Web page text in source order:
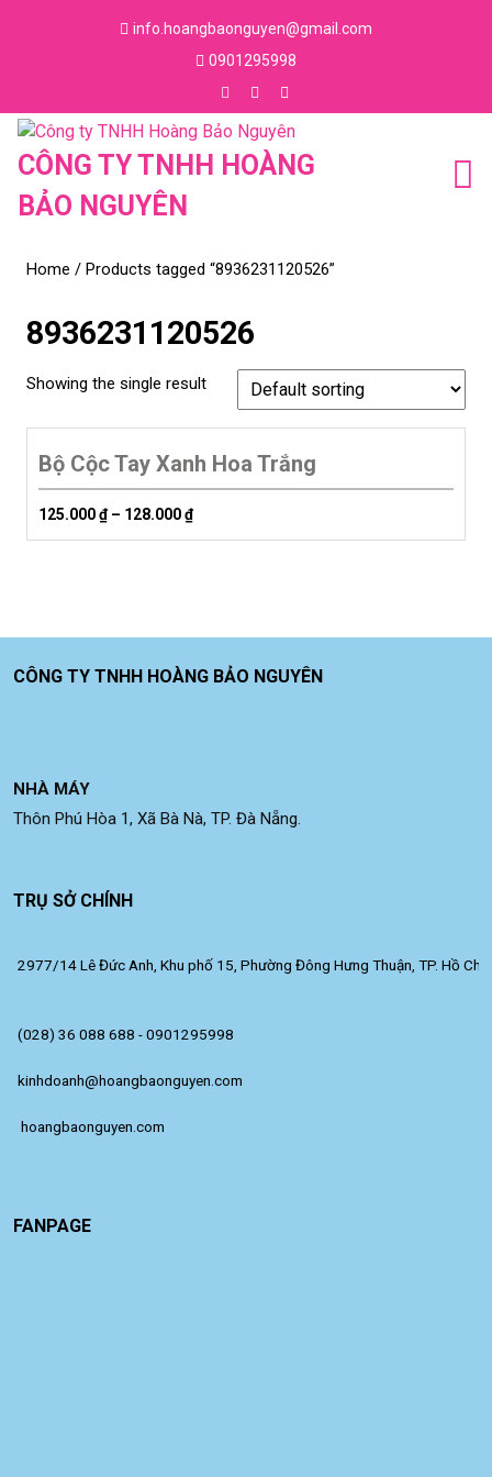
info.hoangbaonguyen@gmail.com
0901295998
Number
Facebook
Instagram
Youtube
CÔNG TY TNHH HOÀNG
BẢO NGUYÊN
Home / Products tagged “8936231120526”
8936231120526
Showing the single result
Bộ Cộc Tay Xanh Hoa Trắng
125.000₫– 128.000₫
CÔNG TY TNHH HOÀNG BẢO NGUYÊN
NHÀ MÁY
Thôn Phú Hòa 1, Xã Bà Nà, TP. Đà Nẵng.
TRỤ SỞ CHÍNH
2977/14 Lê Đức Anh, Khu phố 15, Phường Đông Hưng Thuận, TP. Hồ Chí
(028) 36 088 688 - 0901295998
kinhdoanh@hoangbaonguyen.com
hoangbaonguyen.com
FANPAGE